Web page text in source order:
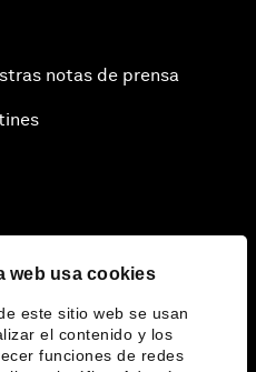
web usa cookies
este sitio web se usan
el contenido y los
funciones de redes
notas de prensa